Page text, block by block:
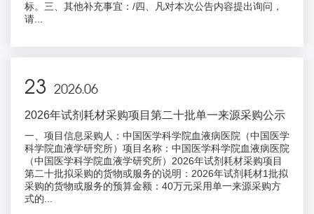
标。三、其他补充事宜：/四、凡对本次公告内容提出询问，
请...
23 2026.06
2026年试剂耗材采购项目第二十批单一来源采购公示
一、项目信息采购人：中国医学科学院血液病医院（中国医学
科学院血液学研究所）项目名称：中国医学科学院血液病医院
（中国医学科学院血液学研究所）2026年试剂耗材采购项目
第二十批拟采购的货物或服务的说明：2026年试剂耗材1批拟
采购的货物或服务的预算金额：40万元采用单一来源采购方
式的...